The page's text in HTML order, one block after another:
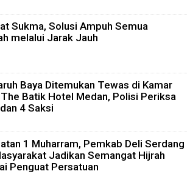
Sukma, Solusi Ampuh Semua
melalui Jarak Jauh
Baya Ditemukan Tewas di Kamar
Batik Hotel Medan, Polisi Periksa
4 Saksi
1 Muharram, Pemkab Deli Serdang
Jadikan Semangat Hijrah
Penguat Persatuan